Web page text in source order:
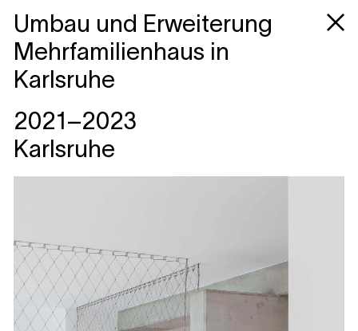
Umbau und Erweiterung
Mehrfamilienhaus in
Karlsruhe
2021–2023
Karlsruhe